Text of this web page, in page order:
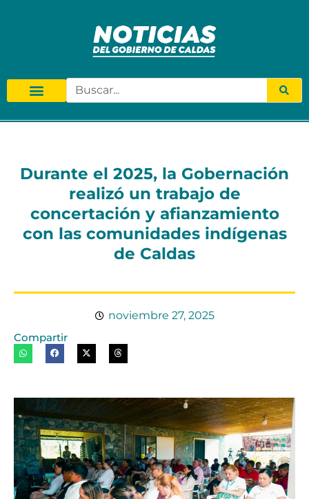
Durante el 2025, la Gobernación
realizó un trabajo de
concertación y afianzamiento
con las comunidades indígenas
de Caldas
noviembre 27, 2025
Compartir